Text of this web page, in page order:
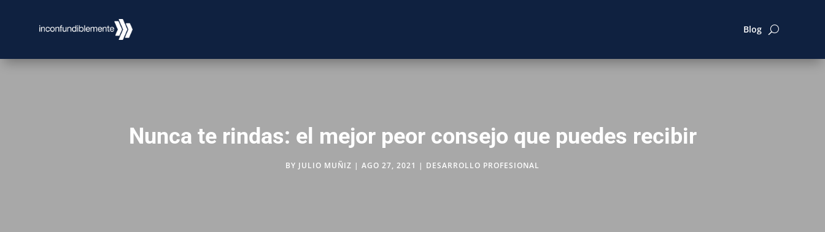
Blog
Nunca te rindas: el mejor peor consejo que puedes recibir
BY JULIO MUÑIZ | AGO 27, 2021 | DESARROLLO PROFESIONAL